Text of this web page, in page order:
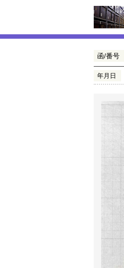
函/番号
年月日